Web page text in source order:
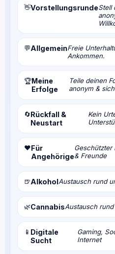
👋VorstellungsrundeStell
💬AllgemeinFreie
Ankommen.
🏆Meine
Erfolge
Teile deinen
anonym &
🔄Rückfall &
Neustart
Kein
❤️Für
Angehörige
Geschützter
& Freunde
🍺AlkoholAustausch rund
🌿CannabisAustausch
📱 Digitale
Sucht
Gaming,
Internet